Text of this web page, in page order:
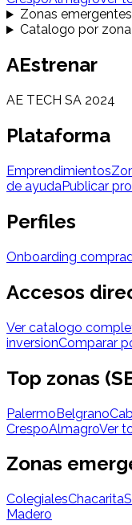
Zonas emergentes
Catalogo por zona
AEstrenar
AE TECH SA 2024
Plataforma
Emprendimientos
de ayudaPublicar
Perfiles
Onboarding
Accesos
Ver catalogo
inversionComparar
Top zonas
PalermoBelgrano
CrespoAlmagroVer
Zonas
ColegialesChacarita
Madero